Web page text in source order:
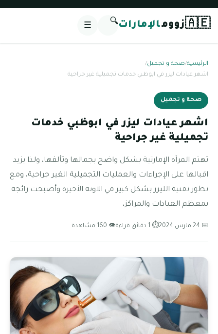
🇦🇪زوومالإمارات🔍
☰
الرئيسية/صحة و تجميل/
اشهر عيادات ليزر في ابوظبي خدمات تجميلية غير جراحية
صحة و تجميل
اشهر عيادات ليزر في ابوظبي خدمات
تجميلية غير جراحية
تهتم المرآه الإمارتية بشكل واضح بجمالها وتألقها، ولذا يزيد
اقبالها على الإجراءات والعمليات التجميلية الغير جراحية، ومع
تطور تقنية الليزر بشكل كبير في الآونة الأخيرة وأصبحت رائجة
بمعظم العيادات والمراكز،
📅 24 مارس 2024 ⏱ 1 دقائق قراءة 👁 160 مشاهدة